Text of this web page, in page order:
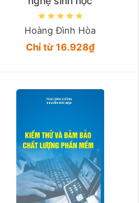
Hoàng Đình Hòa
Chỉ từ 16.928₫